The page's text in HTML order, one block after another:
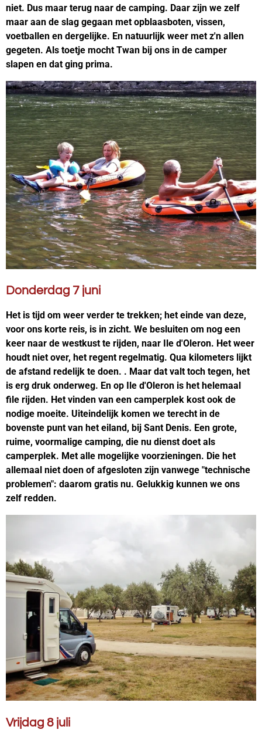
niet. Dus maar terug naar de camping. Daar zijn we zelf
maar aan de slag gegaan met opblaasboten, vissen,
voetballen en dergelijke. En natuurlijk weer met z'n allen
gegeten. Als toetje mocht Twan bij ons in de camper
slapen en dat ging prima.
Donderdag 7 juni
Het is tijd om weer verder te trekken; het einde van deze,
voor ons korte reis, is in zicht. We besluiten om nog een
keer naar de westkust te rijden, naar Ile d'Oleron. Het weer
houdt niet over, het regent regelmatig. Qua kilometers lijkt
de afstand redelijk te doen. . Maar dat valt toch tegen, het
is erg druk onderweg. En op Ile d'Oleron is het helemaal
file rijden. Het vinden van een camperplek kost ook de
nodige moeite. Uiteindelijk komen we terecht in de
bovenste punt van het eiland, bij Sant Denis. Een grote,
ruime, voormalige camping, die nu dienst doet als
camperplek. Met alle mogelijke voorzieningen. Die het
allemaal niet doen of afgesloten zijn vanwege "technische
problemen": daarom gratis nu. Gelukkig kunnen we ons
zelf redden.
Vrijdag 8 juli